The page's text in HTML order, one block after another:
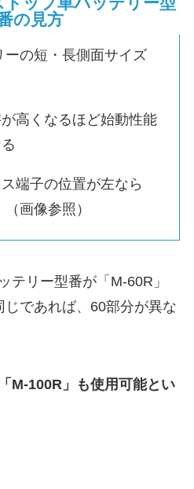
の見方
の短・長側面サイズ
高くなるほど始動性能
端子の位置が左なら
画像参照）
テリー型番が「M-60R」
であれば、60部分が異な
M-100R」も使用可能とい